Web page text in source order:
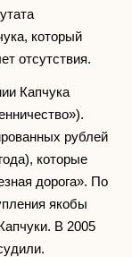
который
отсутствия.
Капчука
рублей
которые
дорога». По
якобы
В 2005